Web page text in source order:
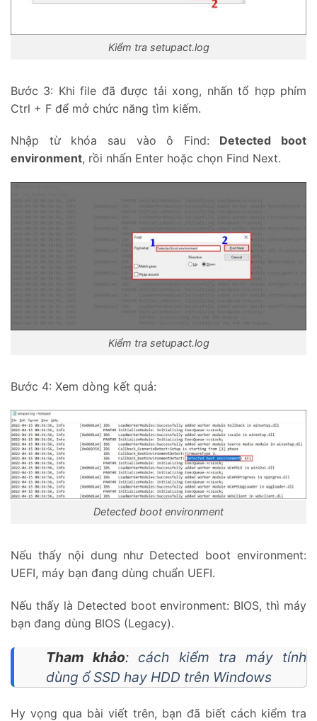
Kiểm tra setupact.log
Bước 3: Khi file đã được tải xong, nhấn tổ hợp phím
Ctrl + F để mở chức năng tìm kiếm.
Nhập từ khóa sau vào ô Find: Detected boot
environment, rồi nhấn Enter hoặc chọn Find Next.
Kiểm tra setupact.log
Bước 4: Xem dòng kết quả:
Detected boot environment
Nếu thấy nội dung như Detected boot environment:
UEFI, máy bạn đang dùng chuẩn UEFI.
Nếu thấy là Detected boot environment: BIOS, thì máy
bạn đang dùng BIOS (Legacy).
Tham khảo: cách kiểm tra máy tính
dùng ổ SSD hay HDD trên Windows
Hy vọng qua bài viết trên, bạn đã biết cách kiểm tra